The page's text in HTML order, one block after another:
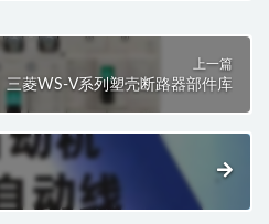
上一篇
三菱WS-V系列塑壳断路器部件库